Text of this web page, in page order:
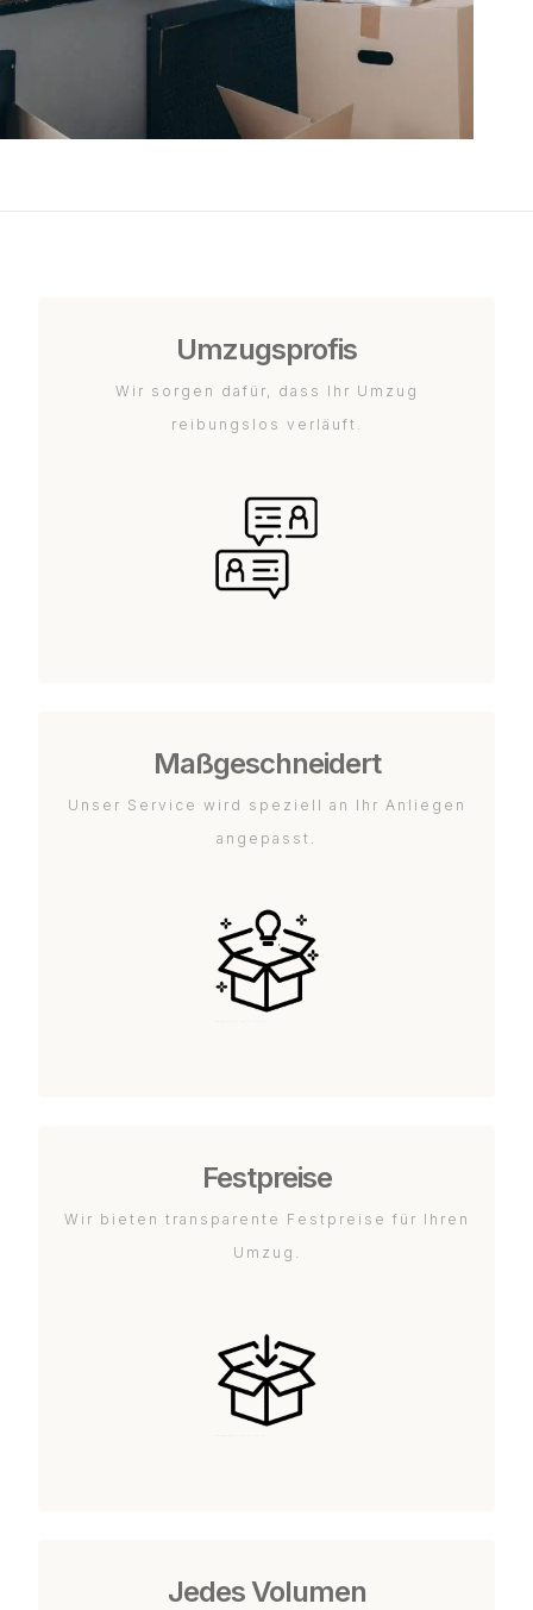
Umzugsprofis
Wir sorgen dafür, dass Ihr Umzug
reibungslos verläuft.
Maßgeschneidert
Unser Service wird speziell an Ihr Anliegen
angepasst.
Festpreise
Wir bieten transparente Festpreise für Ihren
Umzug.
Jedes Volumen